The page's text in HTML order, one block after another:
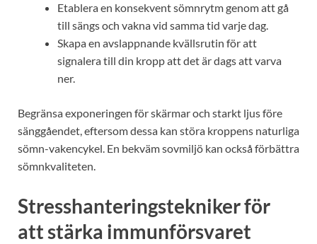
Etablera en konsekvent sömnrytm genom att gå
till sängs och vakna vid samma tid varje dag.
Skapa en avslappnande kvällsrutin för att
signalera till din kropp att det är dags att varva
ner.
Begränsa exponeringen för skärmar och starkt ljus före
sänggåendet, eftersom dessa kan störa kroppens naturliga
sömn-vakencykel. En bekväm sovmiljö kan också förbättra
sömnkvaliteten.
Stresshanteringstekniker för
att stärka immunförsvaret